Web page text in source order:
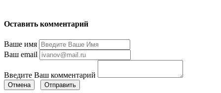
Оставить комментарий
Ваше имя
Ваш email
Введите Ваш комментарий
Отмена Отправить